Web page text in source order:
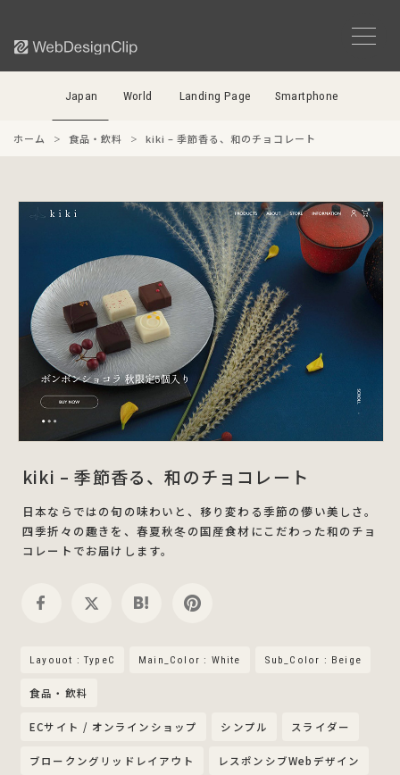
Japan World Landing Page Smartphone
ホーム 食品・飲料 kiki – 季節香る、和のチョコレート
kiki – 季節香る、和のチョコレート
日本ならではの旬の味わいと、移り変わる季節の儚い美しさ。
四季折々の趣きを、春夏秋冬の国産食材にこだわった和のチョ
コレートでお届けします。
Layouot : TypeC Main_Color : White Sub_Color : Beige
食品・飲料
ECサイト / オンラインショップ シンプル スライダー
ブロークングリッドレイアウト レスポンシブWebデザイン